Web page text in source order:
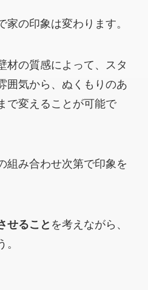
の印象は変わります。
材の質感によって、スタ
囲気から、ぬくもりのあ
で変えることが可能で
組み合わせ次第で印象を
せること を考えながら、